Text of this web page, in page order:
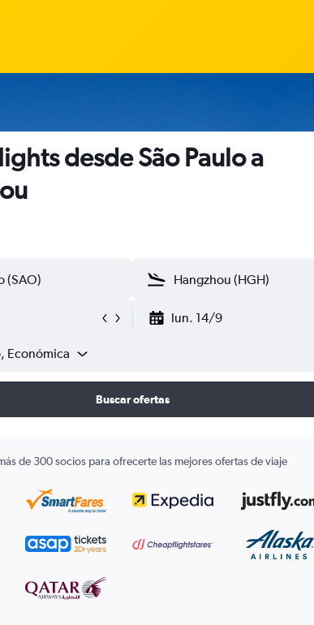
desde São Paulo a
lun. 14/9
Económica
Buscar ofertas
de 300 socios para ofrecerte las mejores ofertas de viaje